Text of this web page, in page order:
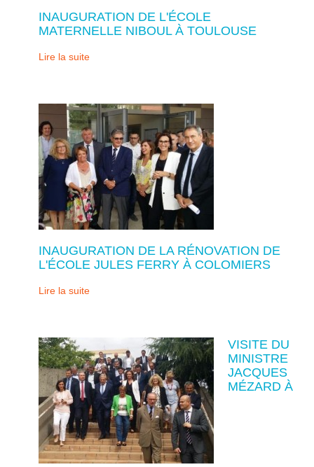
INAUGURATION DE L'ÉCOLE
MATERNELLE NIBOUL À TOULOUSE
Lire la suite
INAUGURATION DE LA RÉNOVATION DE
L'ÉCOLE JULES FERRY À COLOMIERS
Lire la suite
VISITE DU
MINISTRE
JACQUES
MÉZARD À